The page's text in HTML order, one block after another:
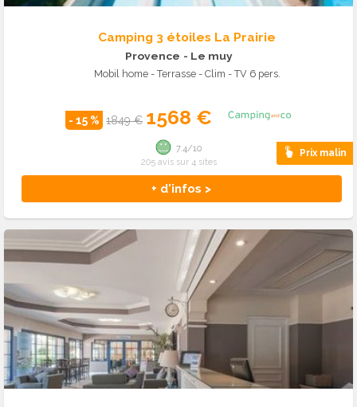
Camping 3 étoiles La Prairie
Provence - Le muy
Mobil home - Terrasse - Clim - TV 6 pers.
- 15 % 1849 € 1568 €
Prix malin
+ d'infos >
7.4/10
205 avis sur 4 sites